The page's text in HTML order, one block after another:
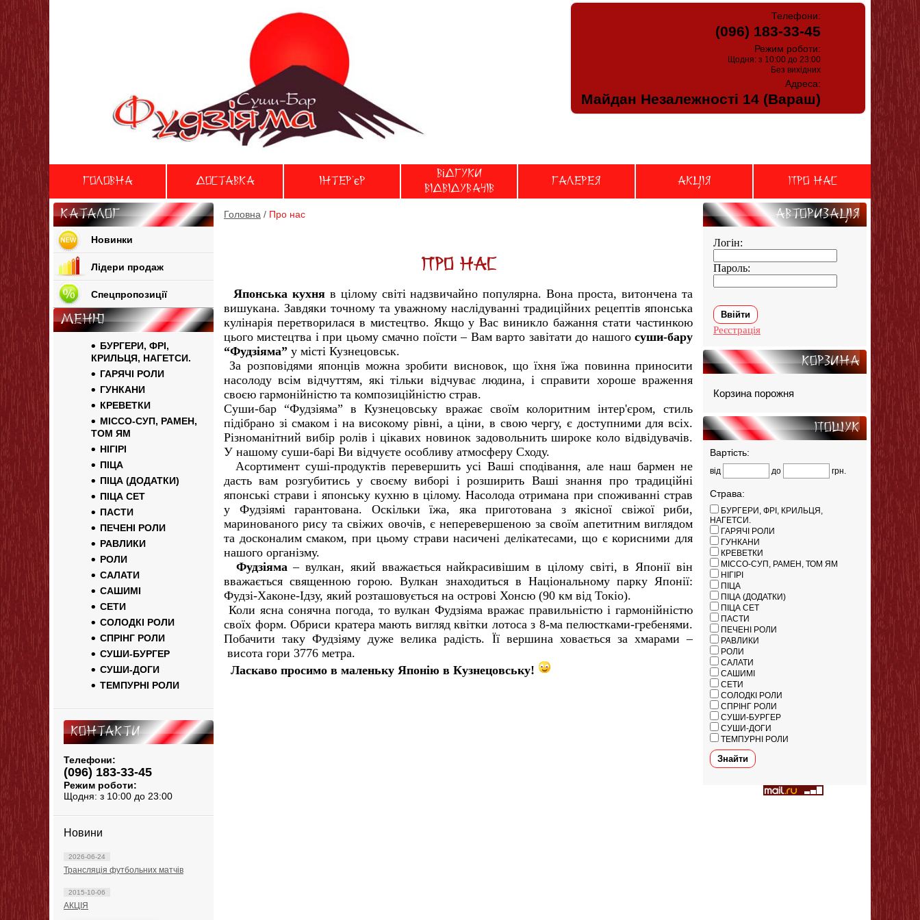
Телефони:
(096) 183-33-45
Режим роботи:
Щодня: з 10:00 до 23:00
Без вихідних
Адреса:
Майдан Незалежності 14 (Вараш)
Головна Доставка Iнтер'єр
Відгуки
вiдвiдувачiв
Галерея АКЦIЯ Про нас
Головна / Про нас
Про нас
Японська кухняв цілому світі надзвичайно популярна. Вона проста, витончена та
вишукана. Завдяки точному та уважному наслідуванні традиційних рецептів японська
кулінарія перетворилася в мистецтво. Якщо у Вас виникло бажання стати частинкою
цього мистецтва і при цьому смачно поїсти – Вам варто завітати до нашого суши-бару
“Фудзіяма” у місті Кузнецовськ.
За розповідями японців можна зробити висновок, що їхня їжа повинна приносити
насолоду всім відчуттям, які тільки відчуває людина, і справити хороше враження
своєю гармонійністю та композиційністю страв.
Суши-бар “Фудзіяма” в Кузнецовську вражає своїм колоритним інтер'єром, стиль
підібрано зі смаком і на високому рівні, а ціни, в свою чергу, є доступними для всіх.
Різноманітний вибір ролів і цікавих новинок задовольнить широке коло відвідувачів.
У нашому суши-барі Ви відчуєте особливу атмосферу Сходу.
Асортимент суші-продуктів перевершить усі Ваші сподівання, але наш бармен не
дасть вам розгубитись у своєму виборі і розширить Ваші знання про традиційні
японські страви і японську кухню в цілому. Насолода отримана при споживанні страв
у Фудзіямі гарантована. Оскільки їжа, яка приготована з якісної свіжої риби,
маринованого рису та свіжих овочів, є неперевершеною за своїм апетитним виглядом
та досконалим смаком, при цьому страви насичені делікатесами, що є корисними для
нашого організму.
Фудзіяма– вулкан, який вважається найкрасивішим в цілому світі, в Японії він
вважається священною горою. Вулкан знаходиться в Національному парку Японії:
Фудзі-Хаконе-Ідзу, який розташовується на острові Хонсю (90 км від Токіо).
Коли ясна сонячна погода, то вулкан Фудзіяма вражає правильністю і гармонійністю
своїх форм. Обриси кратера мають вигляд квітки лотоса з 8-ма пелюстками-гребенями.
Побачити таку Фудзіяму дуже велика радість. Її вершина ховається за хмарами –
висота гори 3776 метра.
Ласкаво просимо в маленьку Японію в Кузнецовську!
Каталог
Новинки
Лідери продаж
Спецпропозиції
Меню
БУРГЕРИ, ФРІ,
КРИЛЬЦЯ, НАГЕТСИ.
ГАРЯЧІ РОЛИ
ГУНКАНИ
КРЕВЕТКИ
МІССО-СУП, РАМЕН,
ТОМ ЯМ
НІГІРІ
ПІЦА
ПІЦА (ДОДАТКИ)
ПІЦА СЕТ
ПАСТИ
ПЕЧЕНІ РОЛИ
РАВЛИКИ
РОЛИ
САЛАТИ
САШИМІ
СЕТИ
СОЛОДКІ РОЛИ
СПРІНГ РОЛИ
СУШИ-БУРГЕР
СУШИ-ДОГИ
ТЕМПУРНІ РОЛИ
Контакти
Телефони:
(096) 183-33-45
Режим роботи:
Щодня: з 10:00 до 23:00
Новини
2026-06-24
Трансляція футбольних матчів
2015-10-06
АКЦІЯ
Авторизацiя
Логін:
Пароль:
Реєстрація
Корзина
Корзина порожня
Пошук
Вартість:
від до грн.
Страва:
БУРГЕРИ, ФРІ, КРИЛЬЦЯ,
НАГЕТСИ.
ГАРЯЧІ РОЛИ
ГУНКАНИ
КРЕВЕТКИ
МІССО-СУП, РАМЕН, ТОМ ЯМ
НІГІРІ
ПІЦА
ПІЦА (ДОДАТКИ)
ПІЦА СЕТ
ПАСТИ
ПЕЧЕНІ РОЛИ
РАВЛИКИ
РОЛИ
САЛАТИ
САШИМІ
СЕТИ
СОЛОДКІ РОЛИ
СПРІНГ РОЛИ
СУШИ-БУРГЕР
СУШИ-ДОГИ
ТЕМПУРНІ РОЛИ